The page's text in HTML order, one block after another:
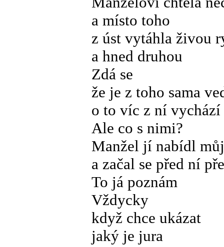
a místo toho
z úst vytáhla živou
a hned druhou
Zdá se
že je z toho sama
o to víc z ní
Ale co s nimi?
Manžel jí nabídl
a začal se před ní
To já poznám
Vždycky
když chce ukázat
jaký je jura